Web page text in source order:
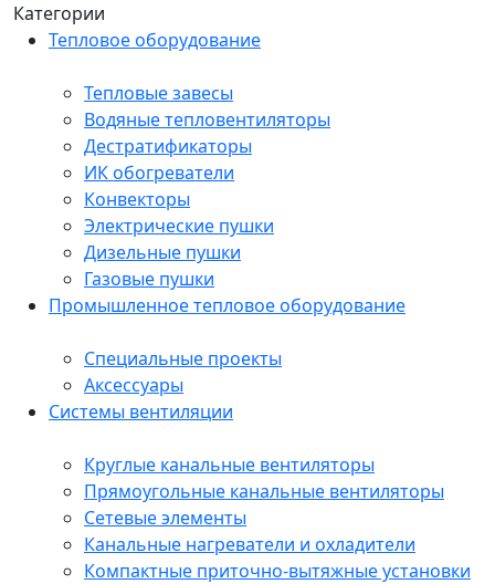
Категории
Тепловое оборудование
Тепловые завесы
Водяные тепловентиляторы
Дестратификаторы
ИК обогреватели
Конвекторы
Электрические пушки
Дизельные пушки
Газовые пушки
Промышленное тепловое оборудование
Специальные проекты
Аксессуары
Системы вентиляции
Круглые канальные вентиляторы
Прямоугольные канальные вентиляторы
Сетевые элементы
Канальные нагреватели и охладители
Компактные приточно-вытяжные установки